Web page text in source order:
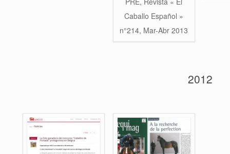
Caballo Español »
n°214, Mar-Abr 2013
2012